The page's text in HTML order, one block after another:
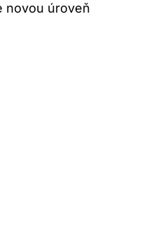
novou úroveň